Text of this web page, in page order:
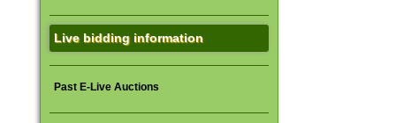
Live bidding information
Past E-Live Auctions